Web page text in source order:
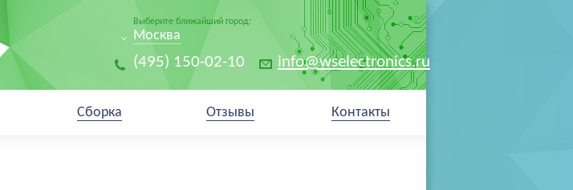
Выберите ближайший город:
Москва
(495) 150-02-10 info@wselectronics.ru
Сборка Отзывы Контакты